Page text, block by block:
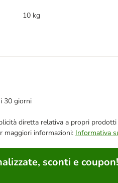
10 kg
30 giorni
diretta relativa a propri
maggiori informazioni: Informativa
sconti e coupon!